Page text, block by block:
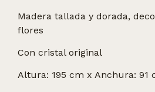
Madera tallada y dorada,
flores
Con cristal original
Altura: 195 cm x Anchura: 91